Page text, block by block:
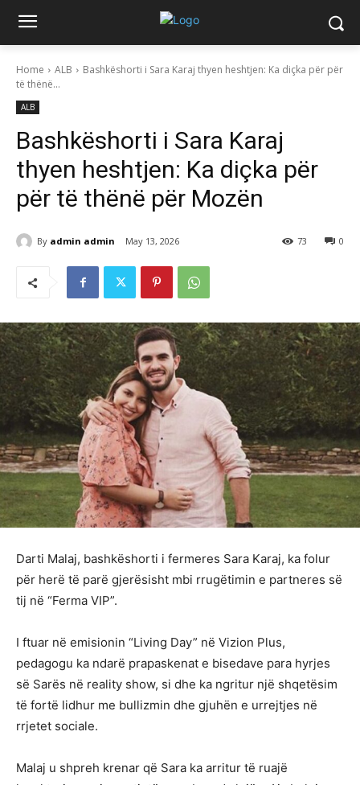
Home ALB
Bashkëshorti i Sara Karaj thyen heshtjen: Ka diçka për për
të thënë...
ALB
Bashkëshorti i Sara Karaj
thyen heshtjen: Ka diçka për
për të thënë për Mozën
By admin admin May 13, 2026 0
73
Darti Malaj, bashkëshorti i fermeres Sara Karaj, ka folur
për herë të parë gjerësisht mbi rrugëtimin e partneres së
tij në “Ferma VIP”.
I ftuar në emisionin “Living Day” në Vizion Plus,
pedagogu ka ndarë prapaskenat e bisedave para hyrjes
së Sarës në reality show, si dhe ka ngritur një shqetësim
të fortë lidhur me bullizmin dhe gjuhën e urrejtjes në
rrjetet sociale.
Malaj u shpreh krenar që Sara ka arritur të ruajë